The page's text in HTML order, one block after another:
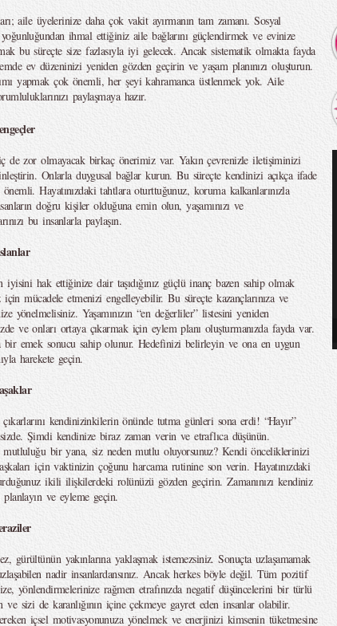
aile üyelerinize daha çok vakit ayırmanın tam zamanı. Sosyal
yoğunluğundan ihmal ettiğiniz aile bağlarını güçlendirmek ve evinize
bu süreçte size fazlasıyla iyi gelecek. Ancak sistematik olmakta fayda
ev düzeninizi yeniden gözden geçirin ve yaşam planınızı oluşturun.
yapmak çok önemli, her şeyi kahramanca üstlenmek yok. Aile
paylaşmaya hazır.
de zor olmayacak birkaç önerimiz var. Yakın çevrenizle iletişiminizi
Onlarla duygusal bağlar kurun. Bu süreçte kendinizi açıkça ifade
Hayatınızdaki tahtlara oturttuğunuz, koruma kalkanlarınızla
doğru kişiler olduğuna emin olun, yaşamınızı ve
bu insanlarla paylaşın.
iyisini hak ettiğinize dair taşıdığınız güçlü inanç bazen sahip olmak
mücadele etmenizi engelleyebilir. Bu süreçte kazançlarınıza ve
yönelmelisiniz. Yaşamınızın “en değerliler” listesini yeniden
ve onları ortaya çıkarmak için eylem planı oluşturmanızda fayda var.
bir emek sonucu sahip olunur. Hedefinizi belirleyin ve ona en uygun
harekete geçin.
çıkarlarını kendinizinkilerin önünde tutma günleri sona erdi! “Hayır”
sizde. Şimdi kendinize biraz zaman verin ve etraflıca düşünün.
mutluluğu bir yana, siz neden mutlu oluyorsunuz? Kendi önceliklerinizi
için vaktinizin çoğunu harcama rutinine son verin. Hayatınızdaki
ikili ilişkilerdeki rolünüzü gözden geçirin. Zamanınızı kendiniz
ve eyleme geçin.
gürültünün yakınlarına yaklaşmak istemezsiniz. Sonuçta uzlaşamamak
nadir insanlardansınız. Ancak herkes böyle değil. Tüm pozitif
yönlendirmelerinize rağmen etrafınızda negatif düşüncelerini bir türlü
ve sizi de karanlığının içine çekmeye gayret eden insanlar olabilir.
içsel motivasyonunuza yönelmek ve enerjinizi kimsenin tüketmesine